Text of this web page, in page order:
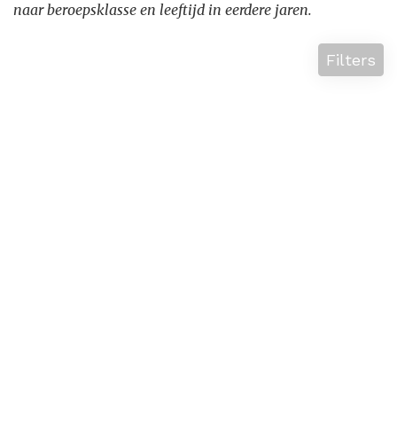
naar beroepsklasse en leeftijd in eerdere jaren.
Filters